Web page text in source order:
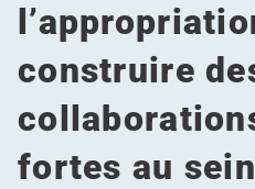
construire
fortes au